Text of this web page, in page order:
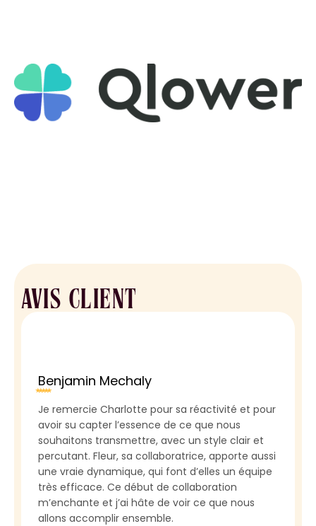
AVIS CLIENT
Benjamin Mechaly
Je remercie Charlotte pour sa réactivité et pour
avoir su capter l’essence de ce que nous
souhaitons transmettre, avec un style clair et
percutant. Fleur, sa collaboratrice, apporte aussi
une vraie dynamique, qui font d’elles un équipe
très efficace. Ce début de collaboration
m’enchante et j’ai hâte de voir ce que nous
allons accomplir ensemble.